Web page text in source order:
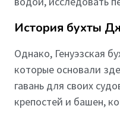
История бухты
Однако, Генуэзская
которые основали
гавань для своих
крепостей и башен,